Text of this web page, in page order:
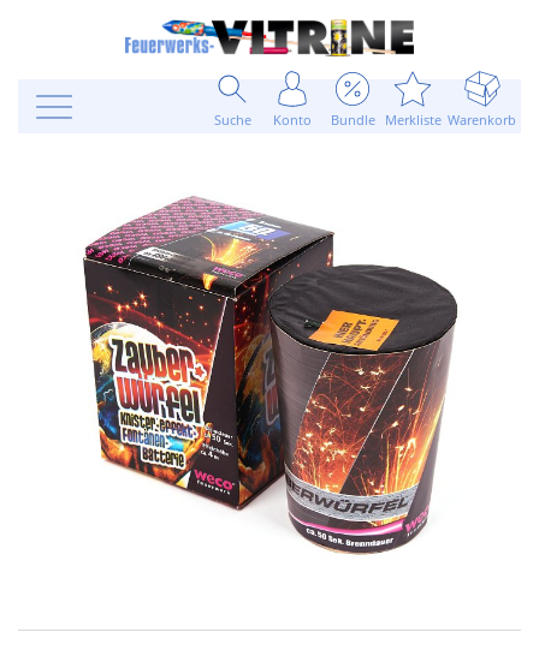
Suche Konto Bundle Merkliste Warenkorb